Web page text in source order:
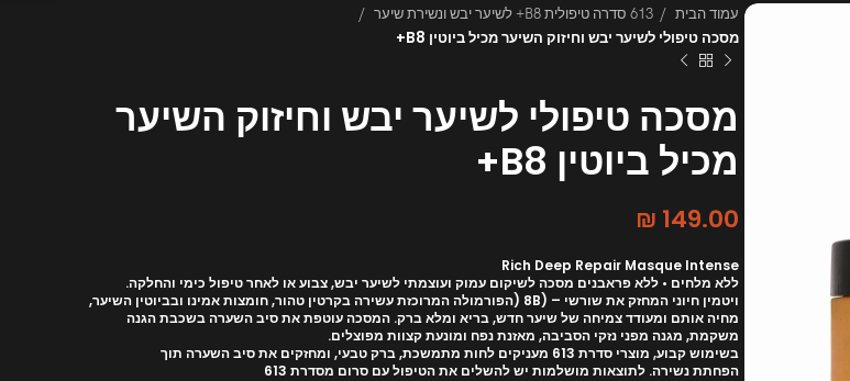
עמוד הבית 613 סדרה טיפולית B8+ לשיער יבש ונשירת שיער
מסכה טיפולי לשיער יבש וחיזוק השיער מכיל ביוטין B8+
מסכה טיפולי לשיער יבש וחיזוק השיער
מכיל ביוטין B8+
₪ 149.00
Rich Deep Repair Masque Intense
ללא מלחים • ללא פראבנים מסכה לשיקום עמוק ועוצמתי לשיער יבש, צבוע או לאחר טיפול כימי והחלקה.
ויטמין חיוני המחזק את שורשי – (8B (הפורמולה המרוכזת עשירה בקרטין טהור, חומצות אמינו ובביוטין השיער,
מחיה אותם ומעודד צמיחה של שיער חדש, בריא ומלא ברק. המסכה עוטפת את סיב השערה בשכבת הגנה
משקמת, מגנה מפני נזקי הסביבה, מאזנת נפח ומונעת קצוות מפוצלים.
בשימוש קבוע, מוצרי סדרת 613 מעניקים לחות מתמשכת, ברק טבעי, ומחזקים את סיב השערה תוך
הפחתת נשירה. לתוצאות מושלמות יש להשלים את הטיפול עם סרום מסדרת 613